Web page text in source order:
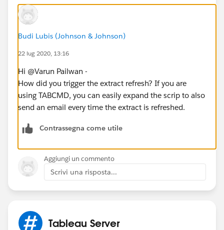
Budi Lubis (Johnson & Johnson)
22 lug 2020, 13:16
Hi @Varun Pailwan​ -
How did you trigger the extract refresh? If you are
using TABCMD, you can easily expand the scrip to also
send an email every time the extract is refreshed.
Contrassegna come utile
Aggiungi un commento
Scrivi una risposta...
Tableau Server